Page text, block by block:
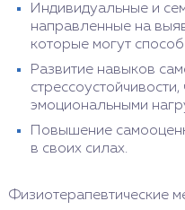
Индивидуальные и
направленные на
которые могут
Развитие навыков
эмоциональными
Повышение
в своих силах.
Физиотерапевтические